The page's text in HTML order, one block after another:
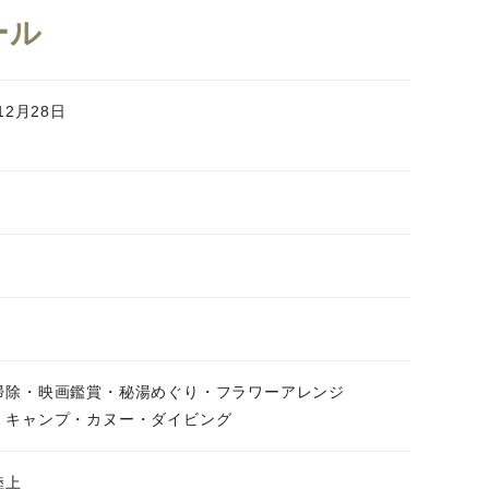
ル
月28日
除・映画鑑賞・秘湯めぐり・フラワーアレンジ
キャンプ・カヌー・ダイビング
上